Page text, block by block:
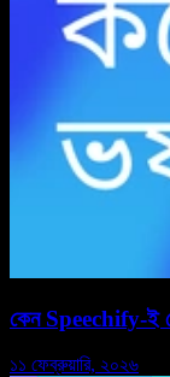
কেন Speechify-ই
১১ ফেব্রুয়ারি, ২০২৬